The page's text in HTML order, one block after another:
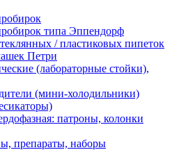
типа Эппендорф
/ пластиковых пипеток
Петри
(лабораторные стойки),
(мини-холодильники)
патроны, колонки
препараты, наборы